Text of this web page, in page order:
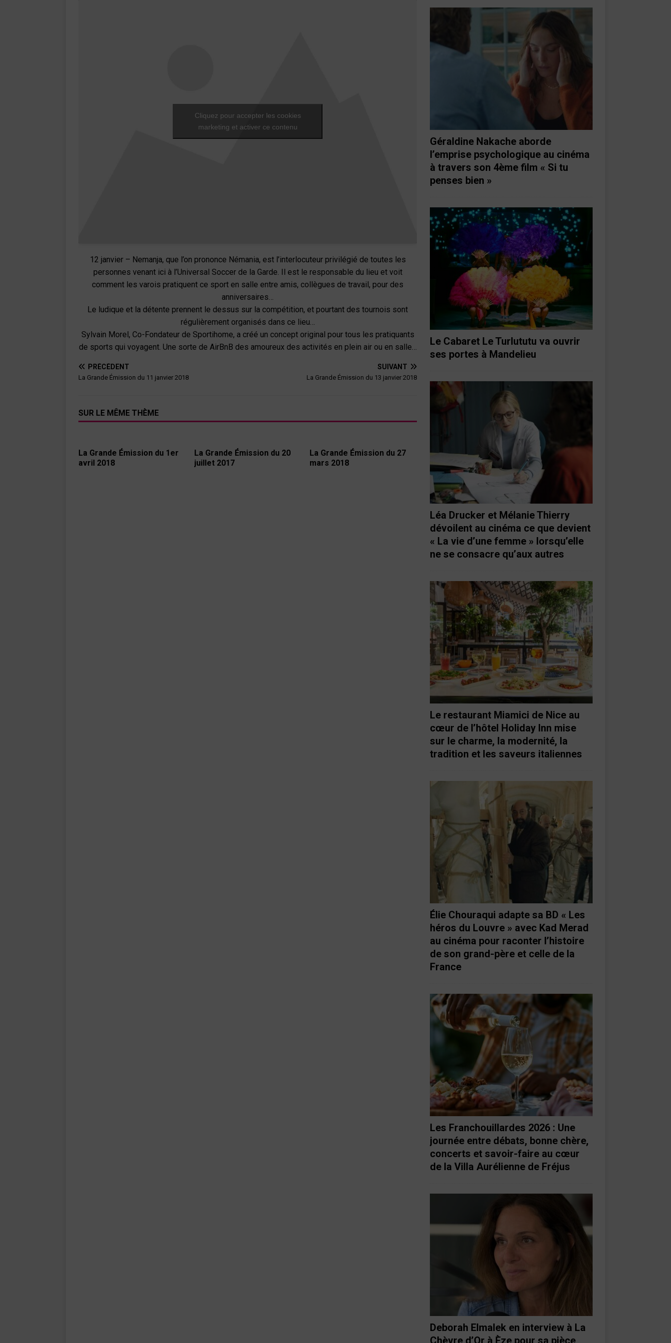
Cliquez pour accepter les cookies
marketing et activer ce contenu
12 janvier – Nemanja, que l’on prononce Némania, est l’interlocuteur privilégié de toutes les
personnes venant ici à l’Universal Soccer de la Garde. Il est le responsable du lieu et voit
comment les varois pratiquent ce sport en salle entre amis, collègues de travail, pour des
anniversaires…
Le ludique et la détente prennent le dessus sur la compétition, et pourtant des tournois sont
régulièrement organisés dans ce lieu…
Sylvain Morel, Co-Fondateur de Sportihome, a créé un concept original pour tous les pratiquants
de sports qui voyagent. Une sorte de AirBnB des amoureux des activités en plein air ou en salle…
PRÉCÉDENT
La Grande Émission du 11 janvier 2018
SUIVANT
La Grande Émission du 13 janvier 2018
SUR LE MÊME THÈME
La Grande Émission du 1er
avril 2018
La Grande Émission du 20
juillet 2017
La Grande Émission du 27
mars 2018
Géraldine Nakache aborde
l’emprise psychologique au cinéma
à travers son 4ème film « Si tu
penses bien »
Le Cabaret Le Turlututu va ouvrir
ses portes à Mandelieu
Léa Drucker et Mélanie Thierry
dévoilent au cinéma ce que devient
« La vie d’une femme » lorsqu’elle
ne se consacre qu’aux autres
Le restaurant Miamici de Nice au
cœur de l’hôtel Holiday Inn mise
sur le charme, la modernité, la
tradition et les saveurs italiennes
Élie Chouraqui adapte sa BD « Les
héros du Louvre » avec Kad Merad
au cinéma pour raconter l’histoire
de son grand-père et celle de la
France
Les Franchouillardes 2026 : Une
journée entre débats, bonne chère,
concerts et savoir-faire au cœur
de la Villa Aurélienne de Fréjus
Deborah Elmalek en interview à La